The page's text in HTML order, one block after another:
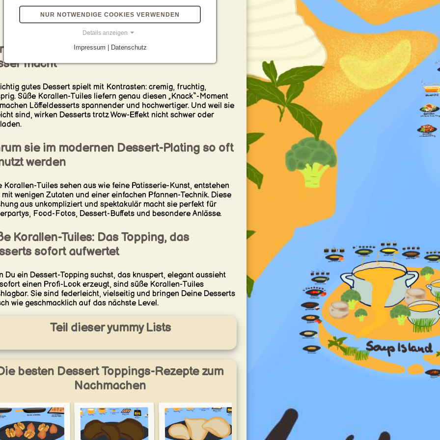
Eis, Gelato oder Sorbet
Lemon Curd, Crème brûlée oder Crème anglaise
Frische Erdbeeren, Himbeeren oder Mango
Crunch-Effekt: Warum Textur Desserts
macht
gutes Dessert spielt mit Kontrasten: cremig, fruchtig,
Süße Korallen-Tuiles liefern genau diesen „Knack“-Moment
Löffeldesserts spannender und hochwertiger. Und weil sie
sind, wirken Desserts trotz Wow-Effekt nicht schwer oder
sie im modernen Dessert-Plating so oft
werden
Korallen-Tuiles sehen aus wie feine Patisserie-Kunst, entstehen
wenigen Zutaten und einer einfachen Pfannen-Technik. Diese
aus unkompliziert und spektakulär macht sie perfekt für
Food-Fotos, Dessert-Buffets und besondere Anlässe.
Korallen-Tuiles: Das Topping, das
sofort aufwertet
Du ein Dessert-Topping suchst, das knuspert, elegant aussieht
einen Profi-Look erzeugt, sind süße Korallen-Tuiles
Sie sind federleicht, vielseitig und bringen Deine Desserts
wie geschmacklich auf das nächste Level.
Teil dieser yummy Lists
besten Dessert Toppings-Rezepte zum
Nachmachen
NUR NOTWENDIGE COOKIES VERWENDEN
Details anzeigen
Impressum | Datenschutz